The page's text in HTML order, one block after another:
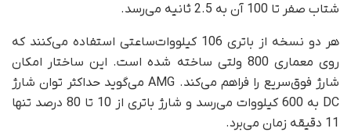
شتاب صفر تا 100 آن به 2.5 ثانیه می‌رسد.
هر دو نسخه از باتری 106 کیلووات‌ساعتی استفاده می‌کنند که
روی معماری 800 ولتی ساخته شده است. این ساختار امکان
شارژ فوق‌سریع را فراهم می‌کند. AMG می‌گوید حداکثر توان شارژ
DC به 600 کیلووات می‌رسد و شارژ باتری از 10 تا 80 درصد تنها
11 دقیقه زمان می‌برد.